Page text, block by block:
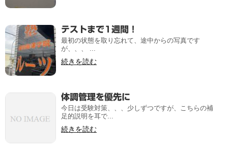
テストまで1週間！
最初の状態を取り忘れて、途中からの写真です
が、、、 ...
続きを読む
体調管理を優先に
今日は受験対策、、、少しずつですが、こちらの補
足的説明を耳で...
続きを読む